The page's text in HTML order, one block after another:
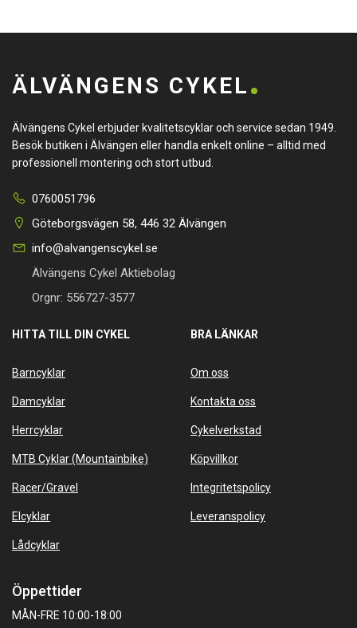
ÄLVÄNGENS CYKEL
Älvängens Cykel erbjuder kvalitetscyklar och service sedan 1949.
Besök butiken i Älvängen eller handla enkelt online – alltid med
professionell montering och stort utbud.
0760051796
Göteborgsvägen 58, 446 32 Älvängen
info@alvangenscykel.se
Älvängens Cykel Aktiebolag
Orgnr: 556727-3577
HITTA TILL DIN CYKEL
Barncyklar
Damcyklar
Herrcyklar
MTB Cyklar (Mountainbike)
Racer/Gravel
Elcyklar
Lådcyklar
BRA LÄNKAR
Om oss
Kontakta oss
Cykelverkstad
Köpvillkor
Integritetspolicy
Leveranspolicy
Öppettider
MÅN-FRE 10:00-18:00